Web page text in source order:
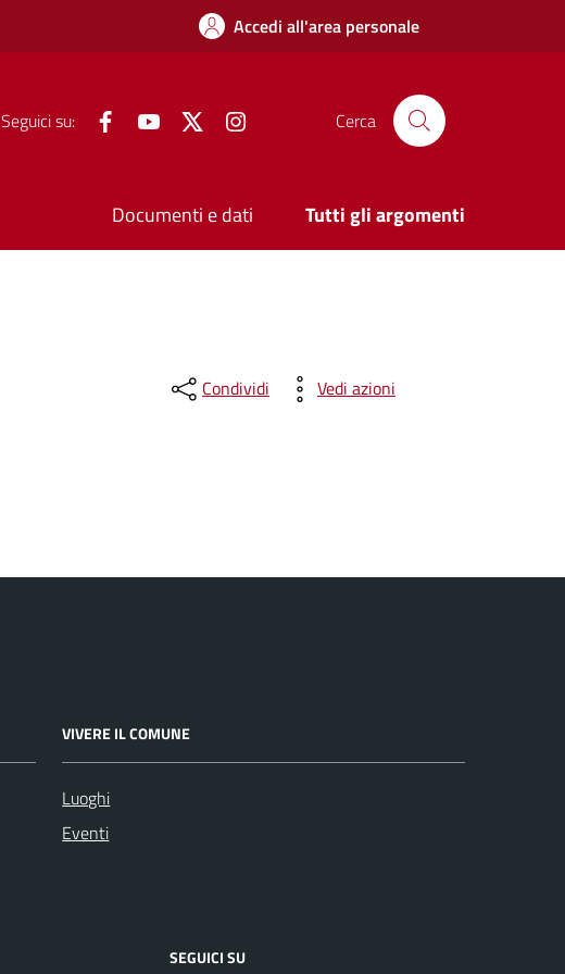
Accedi all'area personale
Seguici su: FacebookYouTube Twitter Cerca
Documenti e dati Tutti gli argomenti
Condividi Vedi azioni
VIVERE IL COMUNE
Luoghi
Eventi
SEGUICI SU